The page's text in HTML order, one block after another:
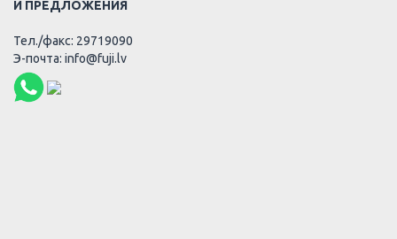
И ПРЕДЛОЖЕНИЯ
Тел./факс: 29719090
Э-почта: info@fuji.lv